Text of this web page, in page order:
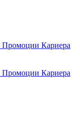
Промоции Кариера
Промоции Кариера